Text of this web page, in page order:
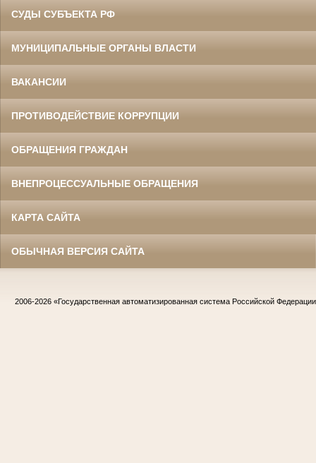
СУДЫ СУБЪЕКТА РФ
МУНИЦИПАЛЬНЫЕ ОРГАНЫ ВЛАСТИ
ВАКАНСИИ
ПРОТИВОДЕЙСТВИЕ КОРРУПЦИИ
ОБРАЩЕНИЯ ГРАЖДАН
ВНЕПРОЦЕССУАЛЬНЫЕ ОБРАЩЕНИЯ
КАРТА САЙТА
ОБЫЧНАЯ ВЕРСИЯ САЙТА
2006-2026 «Государственная автоматизированная система Российской